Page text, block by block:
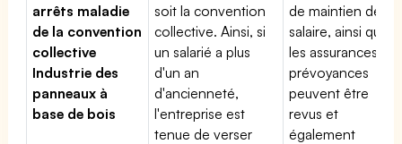
arrêts maladie
de la convention
collective
Industrie des
panneaux à
base de bois
soit la convention
collective. Ainsi, si
un salarié a plus
d'un an
d'ancienneté,
l'entreprise est
tenue de verser
de maintien de
salaire, ainsi que
les assurances
prévoyances
peuvent être
revus et
également